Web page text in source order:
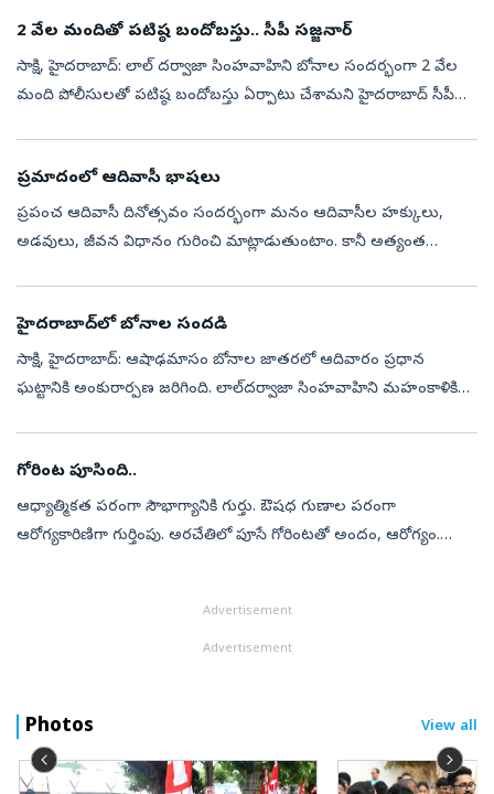
2 వేల మందితో పటిష్ఠ బందోబస్తు.. సీపీ సజ్జనార్‌
సాక్షి, హైదరాబాద్‌: లాల్ దర్వాజా సింహవాహిని బోనాల సందర్భంగా 2 వేల
మంది పోలీసులతో పటిష్ఠ బందోబస్తు ఏర్పాటు చేశామని హైదరాబాద్ సీపీ
ప్రమాదంలో ఆదివాసీ భాషలు
ప్రపంచ ఆదివాసీ దినోత్సవం సందర్భంగా మనం ఆదివాసీల హక్కులు,
అడవులు, జీవన విధానం గురించి మాట్లాడుతుంటాం. కానీ అత్యంత
హైదరాబాద్‌లో బోనాల సందడి
సాక్షి, హైదరాబాద్‌: ఆషాఢమాసం బోనాల జాతరలో ఆదివారం ప్రధాన
ఘట్టానికి అంకురార్పణ జరిగింది. లాల్‌దర్వాజా సింహవాహిని మహంకాళికి
గోరింట పూసింది..
ఆధ్యాత్మికత పరంగా సౌభాగ్యానికి గుర్తు. ఔషధ గుణాల పరంగా
ఆరోగ్యకారిణిగా గుర్తింపు. అరచేతిలో పూసే గోరింటతో అందం, ఆరోగ్యం.
Advertisement
Advertisement
Photos View all